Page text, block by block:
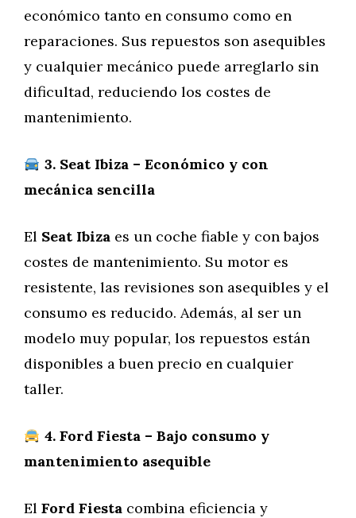
económico tanto en consumo como en
reparaciones. Sus repuestos son asequibles
y cualquier mecánico puede arreglarlo sin
dificultad, reduciendo los costes de
mantenimiento.
3. Seat Ibiza – Económico y con
mecánica sencilla
El Seat Ibiza es un coche fiable y con bajos
costes de mantenimiento. Su motor es
resistente, las revisiones son asequibles y el
consumo es reducido. Además, al ser un
modelo muy popular, los repuestos están
disponibles a buen precio en cualquier
taller.
4. Ford Fiesta – Bajo consumo y
mantenimiento asequible
El Ford Fiesta combina eficiencia y